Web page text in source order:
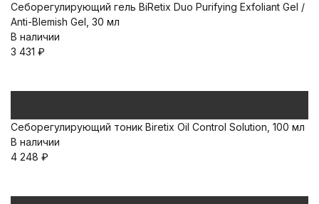
Себорегулирующий гель BiRetix Duo Purifying Exfoliant Gel /
Anti-Blemish Gel, 30 мл
В наличии
3 431 ₽
Себорегулирующий тоник Biretix Oil Control Solution, 100 мл
В наличии
4 248 ₽